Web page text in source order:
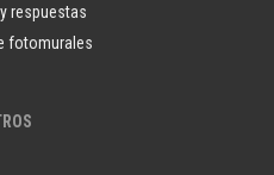
respuestas
fotomurales